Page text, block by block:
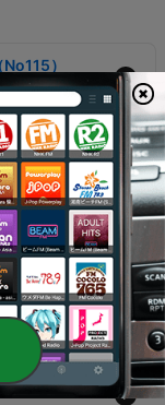
）
･ワイヤー』
を滅ぼすの
』評への反論